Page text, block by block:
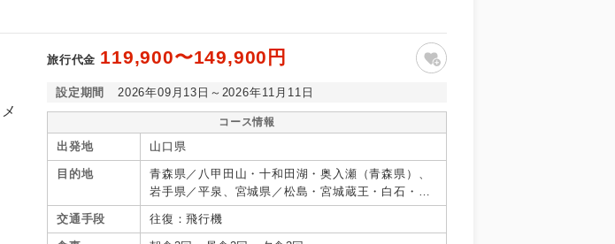
旅行代金 119,900〜149,900円
設定期間 2026年09月13日～2026年11月11日
コース情報
出発地 山口県
目的地
青森県／八甲田山・十和田湖・奥入瀬（青森県）、
岩手県／平泉、宮城県／松島・宮城蔵王・白石・笹
谷、秋田県／十和田湖秋田県、山形県／上山、福島
県／猪苗代
交通手段 往復：飛行機